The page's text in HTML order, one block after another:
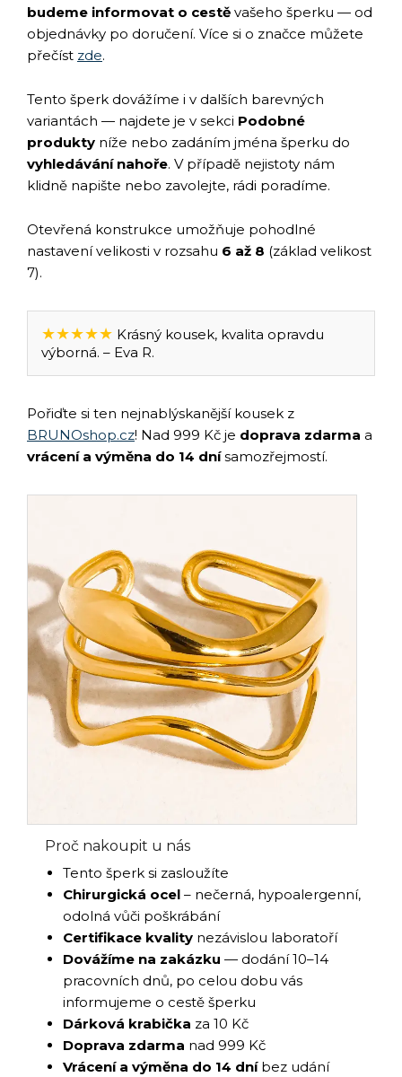
budeme informovat o cestě vašeho šperku — od
objednávky po doručení. Více si o značce můžete
přečíst zde.
Tento šperk dovážíme i v dalších barevných
variantách — najdete je v sekci Podobné
produkty níže nebo zadáním jména šperku do
vyhledávání nahoře. V případě nejistoty nám
klidně napište nebo zavolejte, rádi poradíme.
Otevřená konstrukce umožňuje pohodlné
nastavení velikosti v rozsahu 6 až 8 (základ velikost
7).
★★★★★ Krásný kousek, kvalita opravdu
výborná. – Eva R.
Pořiďte si ten nejnablýskanější kousek z
BRUNOshop.cz! Nad 999 Kč je doprava zdarma a
vrácení a výměna do 14 dnísamozřejmostí.
Proč nakoupit u nás
Tento šperk si zasloužíte
Chirurgická ocel – nečerná, hypoalergenní,
odolná vůči poškrábání
Certifikace kvality nezávislou laboratoří
Dovážíme na zakázku — dodání 10–14
pracovních dnů, po celou dobu vás
informujeme o cestě šperku
Dárková krabička za 10 Kč
Doprava zdarma nad 999 Kč
Vrácení a výměna do 14 dníbez udání